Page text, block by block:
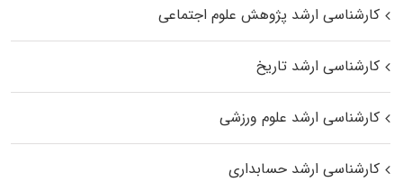
کارشناسی ارشد پژوهش علوم اجتماعی
کارشناسی ارشد تاریخ
کارشناسی ارشد علوم ورزشی
کارشناسی ارشد حسابداری